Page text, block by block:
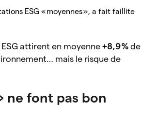
ESG « moyennes », a fait faillite
attirent en moyenne+8,9 % de
mais le risque de
ne font pas bon